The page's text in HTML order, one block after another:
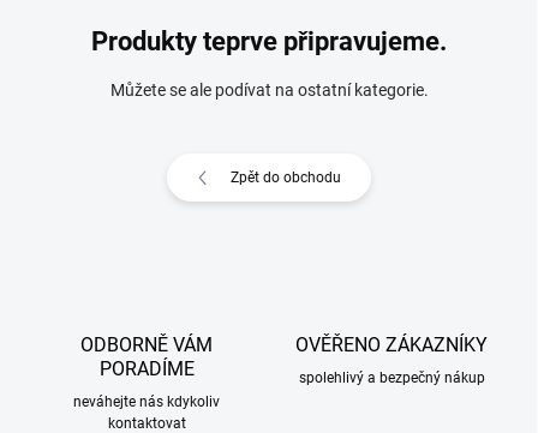
Produkty teprve připravujeme.
Můžete se ale podívat na ostatní kategorie.
Zpět do obchodu
ODBORNĚ VÁM
PORADÍME
neváhejte nás kdykoliv
kontaktovat
OVĚŘENO ZÁKAZNÍKY
spolehlivý a bezpečný nákup